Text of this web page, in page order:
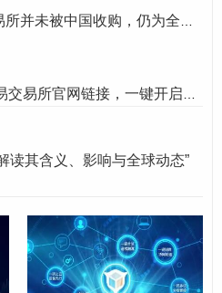
风险，且高能耗挖矿不符合
及不确定性“gharar”），央行
金融欺诈
资者易遭受损失，一些国家通
投机：
比特币交易非法，认为其缺
读其含义、影响与全球动态”